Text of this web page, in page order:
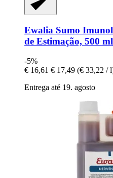
Ewalia Sumo
de Estimação, 500 ml
-5%
€ 16,61 € 17,49 (€ 33,22 /
Entrega até 19. agosto